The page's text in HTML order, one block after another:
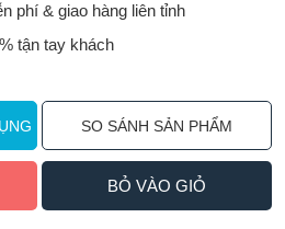
phí & giao hàng liên tỉnh
tận tay khách
SO SÁNH SẢN PHẨM
BỎ VÀO GIỎ